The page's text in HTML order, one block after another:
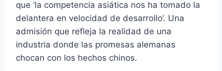
que ‘la competencia asiática nos ha tomado la
delantera en velocidad de desarrollo’. Una
admisión que refleja la realidad de una
industria donde las promesas alemanas
chocan con los hechos chinos.